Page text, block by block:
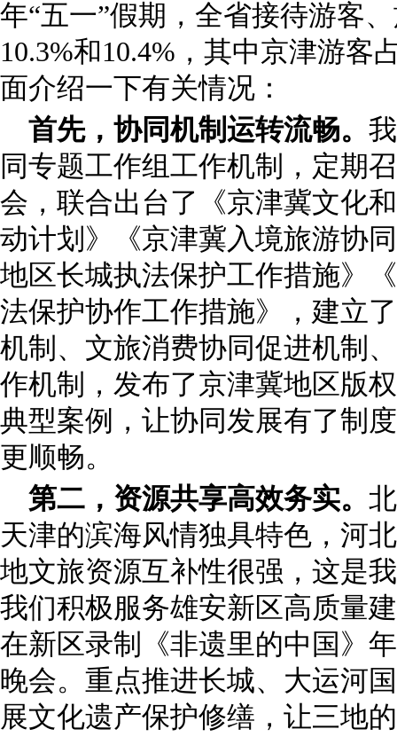
年“五一”假期，全省接待游客
10.3%和10.4%，其中京津游客
面介绍一下有关情况：
首先，协同机制运转流畅。
同专题工作组工作机制，定期
会，联合出台了《京津冀文化
动计划》《京津冀入境旅游协
地区长城执法保护工作措施》
法保护协作工作措施》，建立
机制、文旅消费协同促进机制
作机制，发布了京津冀地区版
典型案例，让协同发展有了制
更顺畅。
第二，资源共享高效务实。
天津的滨海风情独具特色，河
地文旅资源互补性很强，这是
我们积极服务雄安新区高质量
在新区录制《非遗里的中国》
晚会。重点推进长城、大运河
展文化遗产保护修缮，让三地